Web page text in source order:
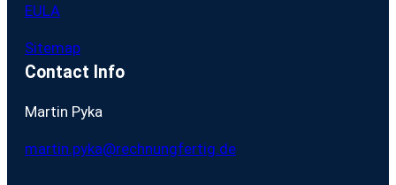
EULA
Sitemap
Contact Info
Martin Pyka
martin.pyka@rechnungfertig.de